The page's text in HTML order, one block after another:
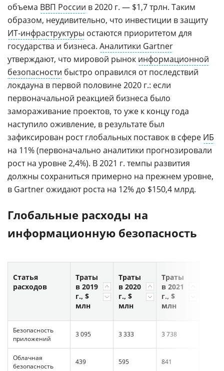
объема ВВП России в 2020 г. — $1,7 трлн. Таким
образом, неудивительно, что инвестиции в защиту
ИТ-инфраструктуры остаются приоритетом для
государства и бизнеса. Аналитики Gartner
утверждают, что мировой рынок информационной
безопасности быстро оправился от последствий
локдауна в первой половине 2020 г.: если
первоначальной реакцией бизнеса было
замораживание проектов, то уже к концу года
наступило оживление, в результате был
зафиксирован рост глобальных поставок в сфере ИБ
на 11% (первоначально аналитики прогнозировали
рост на уровне 2,4%). В 2021 г. темпы развития
должны сохраниться примерно на прежнем уровне,
в Gartner ожидают роста на 12% до $150,4 млрд.
Глобальные расходы на
информационную безопасность
Статья
расходов
Траты
в 2019
г., $
млн
Траты
в 2020
г., $
млн
Траты
в 2021
г., $
млн
Безопасность
приложений
3 095 3 333 3 738
Облачная
безопасность
439 595 841